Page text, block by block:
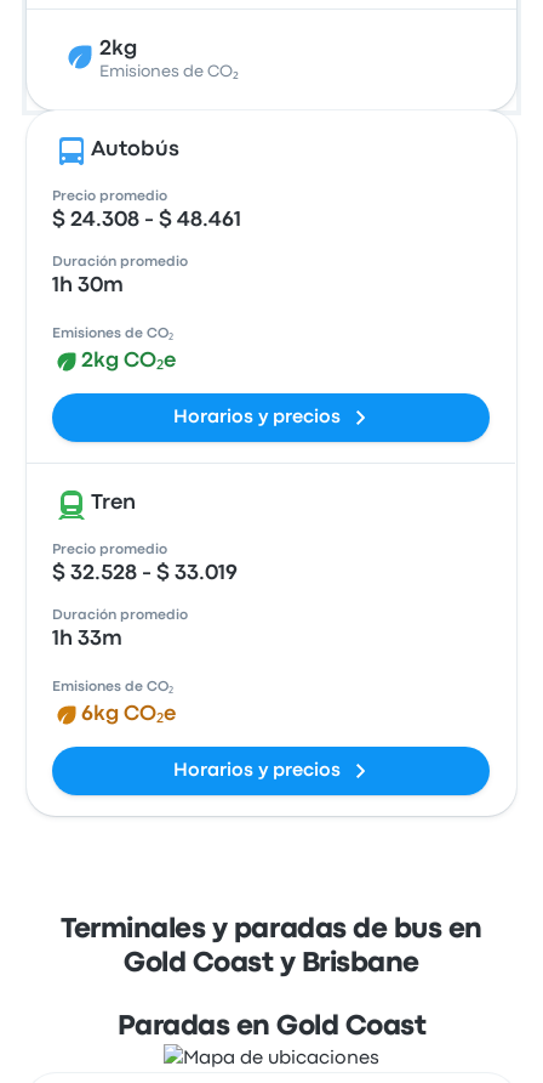
2kg
Emisiones de CO₂
Autobús
Precio promedio
$ 24.308 - $ 48.461
Duración promedio
1h 30m
Emisiones de CO₂
2kg CO₂e
Horarios y precios
Tren
Precio promedio
$ 32.528 - $ 33.019
Duración promedio
1h 33m
Emisiones de CO₂
6kg CO₂e
Horarios y precios
Terminales y paradas de bus en
Gold Coast y Brisbane
Paradas en Gold Coast